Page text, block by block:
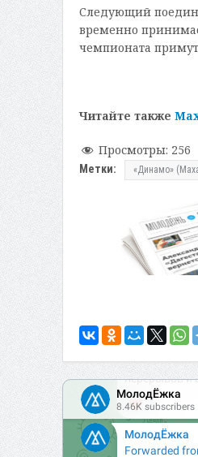
Следующий
временно
чемпионата
Читайте также
Просмотры: 256
Метки: «Динамо»